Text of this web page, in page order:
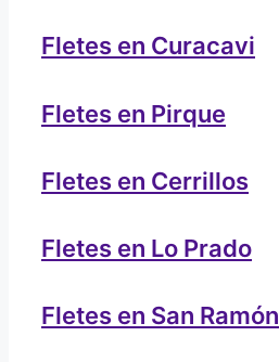
Fletes en Curacavi
Fletes en Pirque
Fletes en Cerrillos
Fletes en Lo Prado
Fletes en San Ramón